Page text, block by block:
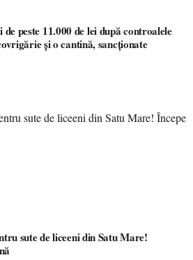
peste 11.000 de lei după controalele
și o cantină, sancționate
sute de liceeni din Satu Mare!